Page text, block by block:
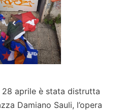
aprile è stata distrutta
Damiano Sauli, l’opera